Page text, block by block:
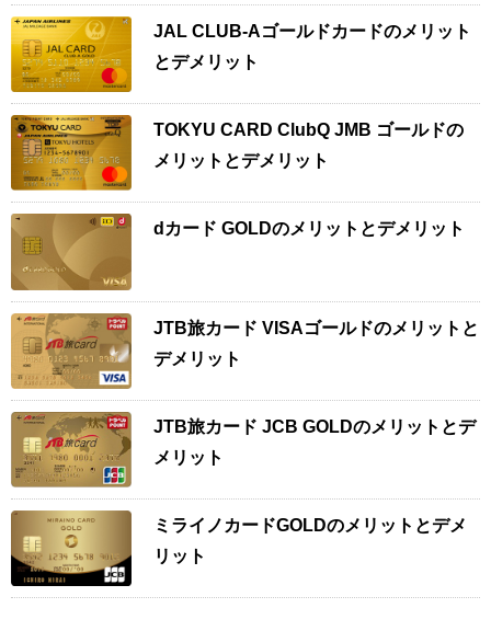
JAL CLUB-Aゴールドカードのメリット
とデメリット
TOKYU CARD ClubQ JMB ゴールドの
メリットとデメリット
dカード GOLDのメリットとデメリット
JTB旅カード VISAゴールドのメリットと
デメリット
JTB旅カード JCB GOLDのメリットとデ
メリット
ミライノカードGOLDのメリットとデメ
リット